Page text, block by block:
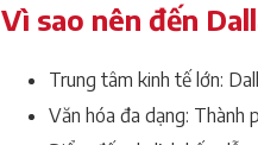
Vì sao nên đến
Trung tâm kinh tế lớn:
Văn hóa đa dạng: Thành